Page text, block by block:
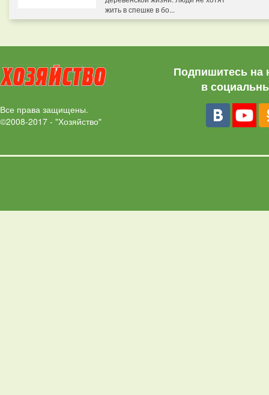
жить в спешке в бо...
Все права защищены.
©2008-2017 - "Хозяйство"
Подпишитесь на
в